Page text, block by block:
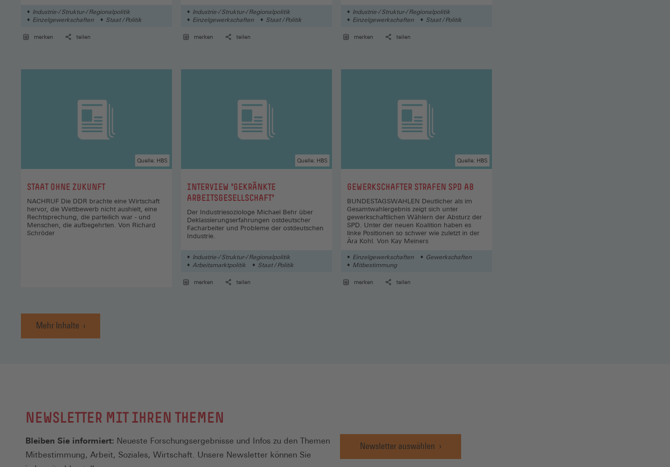
Industrie-/ Struktur-/ Regionalpolitik
Einzelgewerkschaften
Staat / Politik
merken teilen
Industrie-/ Struktur-/ Regionalpolitik
Einzelgewerkschaften
Staat / Politik
merken teilen
Industrie-/ Struktur-/ Regionalpolitik
Einzelgewerkschaften
Staat / Politik
merken teilen
:STAAT OHNE ZUKUNFT
Quelle: HBS
NACHRUF Die DDR brachte eine Wirtschaft
hervor, die Wettbewerb nicht aushielt, eine
Rechtsprechung, die parteilich war - und
Menschen, die aufbegehrten. Von Richard
Schröder
:INTERVIEW 'GEKRÄNKTE
ARBEITSGESELLSCHAFT'
Quelle: HBS
Der Industriesoziologe Michael Behr über
Deklassierungserfahrungen ostdeutscher
Facharbeiter und Probleme der ostdeutschen
Industrie.
Industrie-/ Struktur-/ Regionalpolitik
Arbeitsmarktpolitik
Staat / Politik
merken teilen
:GEWERKSCHAFTER STRAFEN SPD AB
Quelle: HBS
BUNDESTAGSWAHLEN Deutlicher als im
Gesamtwahlergebnis zeigt sich unter
gewerkschaftlichen Wählern der Absturz der
SPD. Unter der neuen Koalition haben es
linke Positionen so schwer wie zuletzt in der
Ära Kohl. Von Kay Meiners
Einzelgewerkschaften
Gewerkschaften
Mitbestimmung
merken teilen
Mehr Inhalte
NEWSLETTER MIT IHREN THEMEN
Bleiben Sie informiert: Neueste Forschungsergebnisse und Infos zu den Themen
Mitbestimmung, Arbeit, Soziales, Wirtschaft. Unsere Newsletter können Sie
Newsletter auswählen